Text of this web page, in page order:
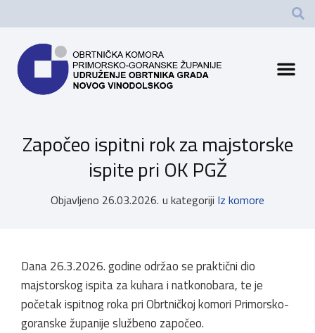
Započeo ispitni rok za majstorske
ispite pri OK PGŽ
Objavljeno 26.03.2026. u kategoriji Iz komore
Dana 26.3.2026. godine održao se praktični dio
majstorskog ispita za kuhara i natkonobara, te je
početak ispitnog roka pri Obrtničkoj komori Primorsko-
goranske županije službeno započeo.